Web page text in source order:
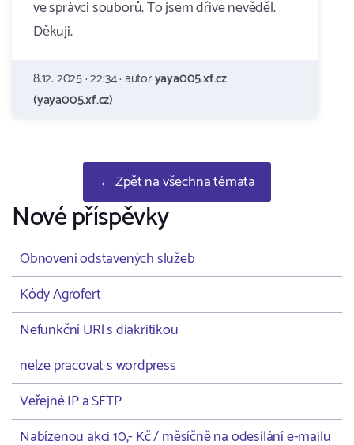
ve správci souborů. To jsem dříve nevěděl.
Děkuji.
8.12. 2025 · 22:34 · autoryaya005.xf.cz
(yaya005.xf.cz)
← Zpět na všechna témata
Nové příspěvky
Obnovení odstavených služeb
Kódy Agrofert
Nefunkční URl s diakritikou
nelze pracovat s wordpress
Veřejné IP a SFTP
Nabízenou akci 10,- Kč / měsíčně na odesílání e-mailu